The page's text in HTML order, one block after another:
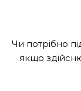
Чи потрібно
якщо